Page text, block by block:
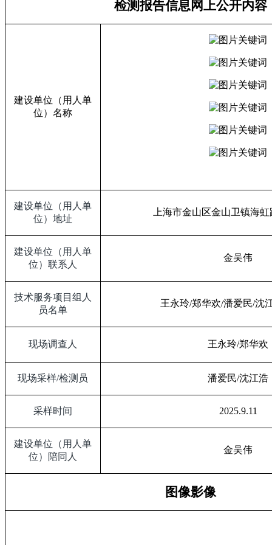
检测报告信息网上公开内容
建设单位（用人单
位）名称
建设单位（用人单
位）地址
上海市金山区金山卫镇海虹
建设单位（用人单
位）联系人
金吴伟
技术服务项目组人
员名单
王永玲/郑华欢/潘爱民/沈
现场调查人 王永玲/郑华欢
现场采样/检测员 潘爱民/沈江浩
采样时间 2025.9.11
建设单位（用人单
位）陪同人
金吴伟
图像影像